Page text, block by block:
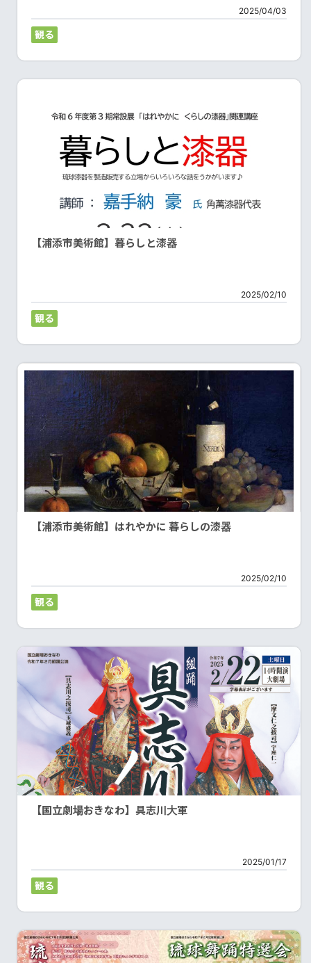
2025/04/03
観る
【浦添市美術館】暮らしと漆器
2025/02/10
観る
【浦添市美術館】はれやかに 暮らしの漆器
2025/02/10
観る
【国立劇場おきなわ】具志川大軍
2025/01/17
観る